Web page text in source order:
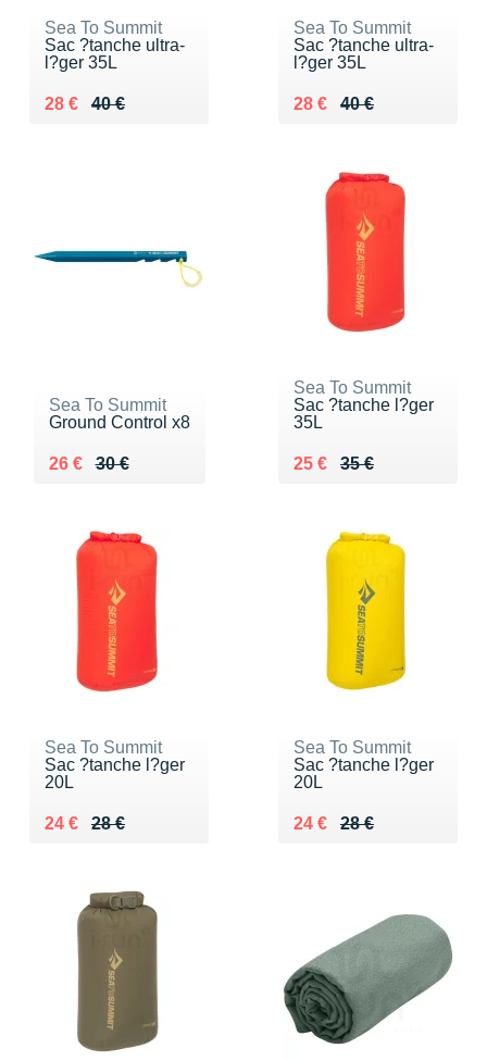
Sea To Summit
Sac ?tanche ultra-
l?ger 35L
40 €
Au lieu de 40 €
28 €
Vendu 28 €
Sea To Summit
Sac ?tanche ultra-
l?ger 35L
40 €
Au lieu de 40 €
28 €
Vendu 28 €
Sea To Summit
Ground Control x8
30 €
Au lieu de 30 €
26 €
Vendu 26 €
Sea To Summit
Sac ?tanche l?ger
35L
35 €
Au lieu de 35 €
25 €
Vendu 25 €
Sea To Summit
Sac ?tanche l?ger
20L
28 €
Au lieu de 28 €
24 €
Vendu 24 €
Sea To Summit
Sac ?tanche l?ger
20L
28 €
Au lieu de 28 €
24 €
Vendu 24 €